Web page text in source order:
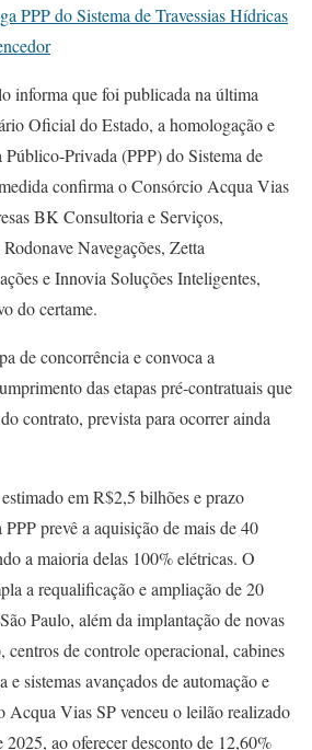
PPP do Sistema de Travessias Hídricas
informa que foi publicada na última
Oficial do Estado, a homologação e
Público-Privada (PPP) do Sistema de
confirma o Consórcio Acqua Vias
BK Consultoria e Serviços,
Navegações, Zetta
e Innovia Soluções Inteligentes,
do certame.
de concorrência e convoca a
das etapas pré-contratuais que
contrato, prevista para ocorrer ainda
em R$2,5 bilhões e prazo
prevê a aquisição de mais de 40
a maioria delas 100% elétricas. O
a requalificação e ampliação de 20
Paulo, além da implantação de novas
centros de controle operacional, cabines
e sistemas avançados de automação e
Acqua Vias SP venceu o leilão realizado
ao oferecer desconto de 12,60%